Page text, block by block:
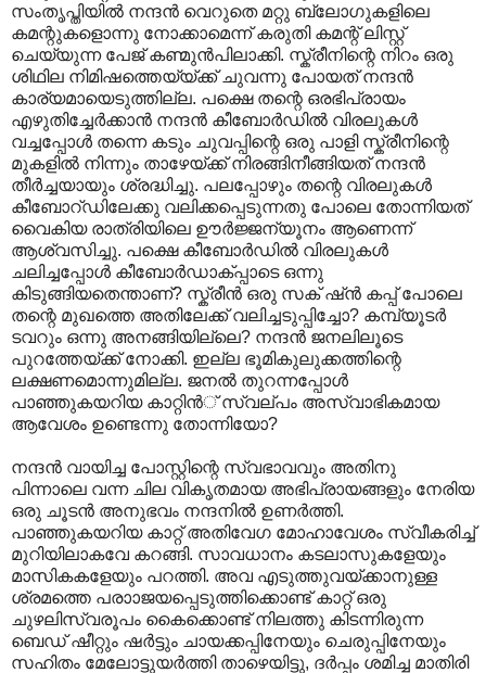
സംതൃപ്തിയില്‍ നന്ദന്‍ വെറുതെ മറ്റു ബ്ലോഗുകളിലെ
കമന്റുകളൊന്നു നോക്കാമെന്ന് കരുതി കമന്റ് ലിസ്റ്റ്
ചെയ്യുന്ന പേജ് കണ്മുന്‍പിലാക്കി. സ്ക്രീനിന്റെ നിറം ഒരു
ശിഥില നിമിഷത്തെയ്യ്ക്ക് ചുവന്നു പോയത് നന്ദന്‍
കാര്യമായെടുത്തില്ല. പക്ഷെ തന്റെ ഒരഭിപ്രായം
എഴുതിച്ചേര്‍ക്കാന്‍ നന്ദന്‍ കീബോര്‍ഡില്‍ വിരലുകള്‍
വച്ചപ്പോള്‍ തന്നെ കടും ചുവപ്പിന്റെ ഒരു പാളി സ്ക്രീനിന്റെ‍
മുകളില്‍ നിന്നും താഴേയ്ക്ക് നിരങ്ങിനീങ്ങിയത് നന്ദന്‍
തീര്‍ച്ചയായും ശ്രദ്ധിച്ചു. പലപ്പോഴും തന്റെ വിരലുകള്‍
കീബോറ്ഡിലേക്കു വലിക്കപ്പെടുന്നതു പോലെ തോന്നിയത്
വൈകിയ രാത്രിയിലെ ഊര്‍ജ്ജന്യൂനം ആണെന്ന്
ആശ്വസിച്ചു. പക്ഷെ കീബോര്‍ഡില്‍ വിരലുകള്‍
ചലിച്ചപ്പോള്‍ കീബോര്‍ഡാക്പ്പാടെ ഒന്നു
കിടുങ്ങിയതെന്താണ്? സ്ക്രീന്‍ ഒരു സക് ഷ്ന്‍ കപ്പ് പോലെ
തന്റെ മുഖത്തെ അതിലേക്ക് വലിച്ചടുപ്പിച്ചോ? കമ്പ്യൂടര്‍
ടവറും ഒന്നു അനങ്ങിയില്ലെ? നന്ദന്‍ ജനലിലൂടെ
പുറത്തേയ്ക്ക് നോക്കി. ഇല്ല ഭൂമികുലുക്കത്തിന്റെ
ലക്ഷണമൊന്നുമില്ല. ജനല്‍ തുറന്നപ്പോള്‍
പാഞ്ഞുകയറിയ കാറ്റിന്‍് സ്വല്പം അസ്വാഭികമായ
ആവേശം ഉണ്ടെന്നു തോന്നിയോ?
നന്ദന്‍ വായിച്ച പോസ്റ്റിന്റെ സ്വഭാവവും അതിനു
പിന്നാലെ വന്ന ചില വികൃതമായ അഭിപ്രായങ്ങളും നേരിയ
ഒരു ചൂടന്‍ അനുഭവം നന്ദനില്‍ ഉണര്‍ത്തി.
പാഞ്ഞുകയറിയ കാറ്റ് അതിവേഗ മോഹാവേശം സ്വീകരിച്ച്
മുറിയിലാകവേ കറങ്ങി. സാവധാനം കടലാസുകളേയും
മാസികകളേയും പറത്തി. അവ എടുത്തുവയ്ക്കാനുള്ള
ശ്രമത്തെ പരാ‍ാജയപ്പെടുത്തിക്കൊണ്ട് കാറ്റ് ഒരു
ചുഴലിസ്വരൂപം കൈക്കൊണ്ട് നിലത്തു കിടന്നിരുന്ന
ബെഡ് ഷീറ്റും ഷര്‍ട്ടും ചായക്കപ്പിനേയും ചെരുപ്പിനേയും
സഹിതം മേലോട്ടുയര്‍ത്തി താഴെയിട്ടു, ദര്‍പ്പം ശമിച്ച മാതിരി